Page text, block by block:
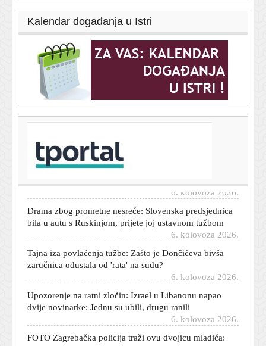
Kalendar događanja u Istri
Nosite li kremu za sunčanje u autu? Dermatolozi
upozoravaju zašto vas vaša bočica više ne štiti od UV
zraka
6. kolovoza 2026.
Drama zbog prometne nesreće: Slovenska predsjednica
bila u autu s Ruskinjom, prijete joj ustavnom tužbom
6. kolovoza 2026.
Tajna iza povlačenja tužbe: Zašto je Dončićeva bivša
zaručnica odustala od 'rata' na sudu?
Upozorenje na ratni zločin: Izrael u Libanonu napao
dvije novinarke: Jednu su ubili, drugu ranili
6. kolovoza 2026.
FOTO Zagrebačka policija traži ovu dvojicu mladića:
Prepoznajete li ih